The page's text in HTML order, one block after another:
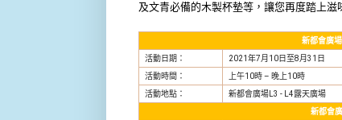
及文青必備的木製杯墊等，讓您再度踏上滋
新都會廣場
活動日期： 2021年7月 10日至8月31 日
活動時間： 上午10時– 晚上10時
活動地點： 新都會廣場 L3 - L4露天廣場
新都會